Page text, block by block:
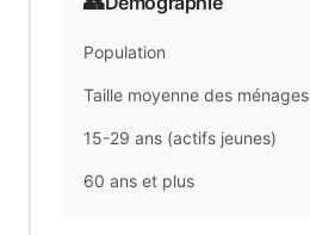
Population
Taille moyenne des ménages
15-29 ans (actifs jeunes)
60 ans et plus